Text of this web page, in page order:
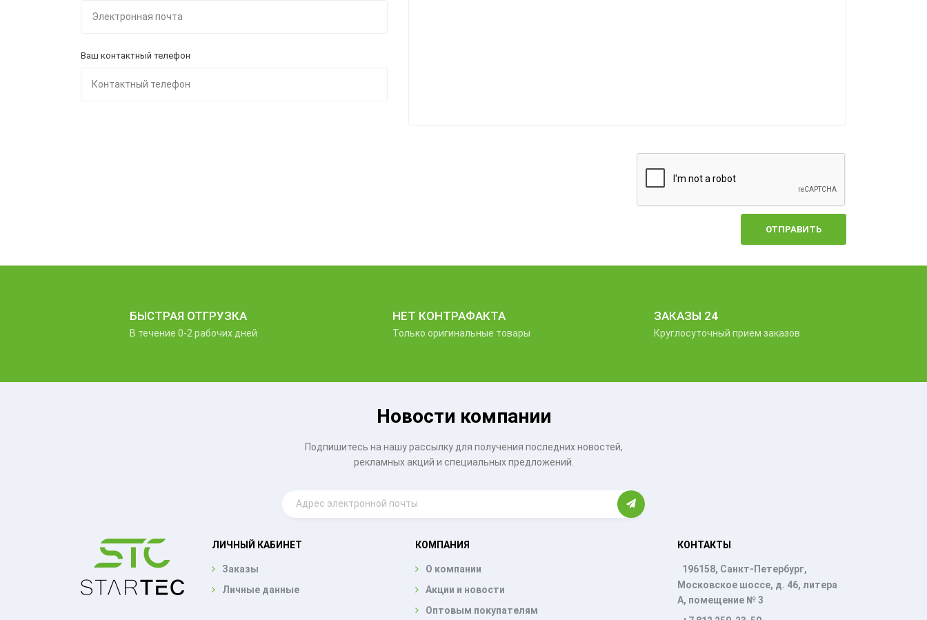
Ваш контактный телефон
ОТПРАВИТЬ
БЫСТРАЯ ОТГРУЗКА
В течение 0-2 рабочих дней
НЕТ КОНТРАФАКТА
Только оригинальные товары
ЗАКАЗЫ 24
Круглосуточный прием заказов
Новости компании
Подпишитесь на нашу рассылку для получения последних новостей,
рекламных акций и специальных предложений.
ЛИЧНЫЙ КАБИНЕТ
Заказы
Личные данные
КОМПАНИЯ
О компании
Акции и новости
Оптовым покупателям
КОНТАКТЫ
196158, Санкт-Петербург,
Московское шоссе, д. 46, литера
А, помещение № 3